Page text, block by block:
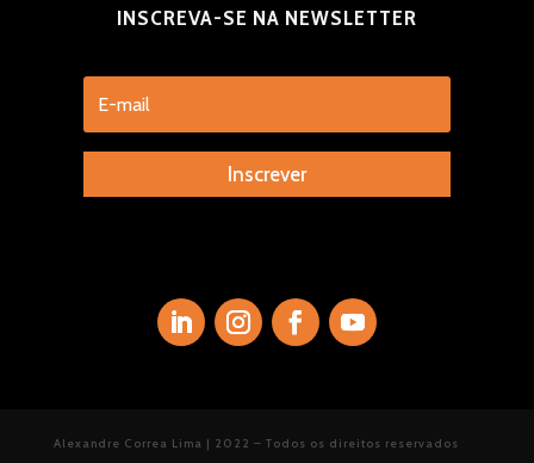
INSCREVA-SE NA NEWSLETTER
Inscrever
Alexandre Correa Lima | 2022 – Todos os direitos reservados